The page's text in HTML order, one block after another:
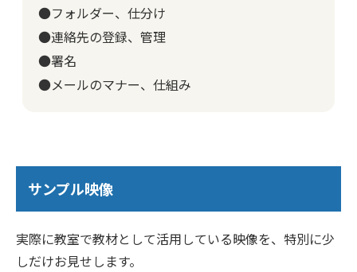
●フォルダー、仕分け
●連絡先の登録、管理
●署名
●メールのマナー、仕組み
サンプル映像
実際に教室で教材として活用している映像を、特別に少
しだけお見せします。